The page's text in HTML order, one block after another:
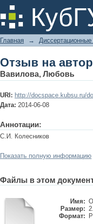
Отзыв на
Главная →
Отзыв на
Вавилова, Любовь
URI: http://docspace.kubsu.ru/
Дата: 2014-06-08
Аннотации:
С.И. Колесников
Показать полную информацию
Файлы в этом
Имя:
Размер:
Формат: